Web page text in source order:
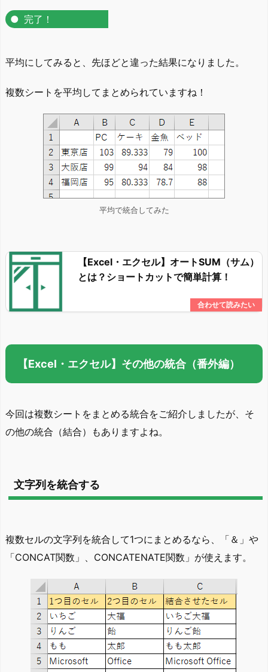
完了！
平均にしてみると、先ほどと違った結果になりました。
複数シートを平均してまとめられていますね！
平均で統合してみた
【Excel・エクセル】オートSUM（サム）
とは？ショートカットで簡単計算！
【Excel・エクセル】その他の統合（番外編）
今回は複数シートをまとめる統合をご紹介しましたが、そ
の他の統合（結合）もありますよね。
文字列を統合する
複数セルの文字列を統合して1つにまとめるなら、「＆」や
「CONCAT関数」、CONCATENATE関数」が使えます。